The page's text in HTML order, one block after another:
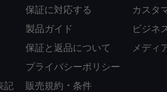
記
保証に対応する
製品ガイド
保証と返品について
プライバシーポリシー
販売規約・条件
カスタ
ビジネ
メディ